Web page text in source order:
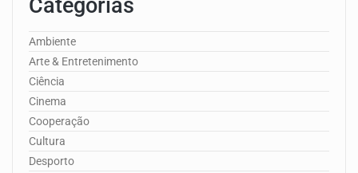
Categorias
Ambiente
Arte & Entretenimento
Ciência
Cinema
Cooperação
Cultura
Desporto